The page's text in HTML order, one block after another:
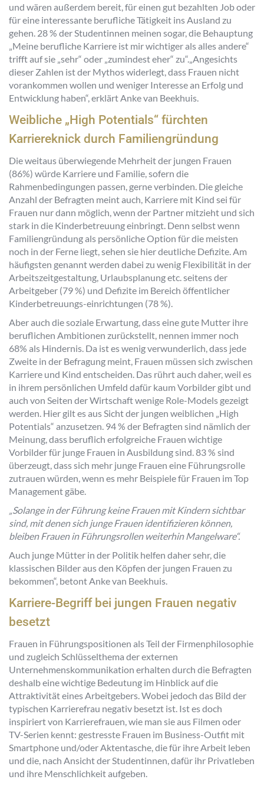
und wären außerdem bereit, für einen gut bezahlten Job oder
für eine interessante berufliche Tätigkeit ins Ausland zu
gehen. 28 % der Studentinnen meinen sogar, die Behauptung
„Meine berufliche Karriere ist mir wichtiger als alles andere“
trifft auf sie „sehr“ oder „zumindest eher“ zu“.„Angesichts
dieser Zahlen ist der Mythos widerlegt, dass Frauen nicht
vorankommen wollen und weniger Interesse an Erfolg und
Entwicklung haben“, erklärt Anke van Beekhuis.
Weibliche „High Potentials“ fürchten
Karriereknick durch Familiengründung
Die weitaus überwiegende Mehrheit der jungen Frauen
(86%) würde Karriere und Familie, sofern die
Rahmenbedingungen passen, gerne verbinden. Die gleiche
Anzahl der Befragten meint auch, Karriere mit Kind sei für
Frauen nur dann möglich, wenn der Partner mitzieht und sich
stark in die Kinderbetreuung einbringt. Denn selbst wenn
Familiengründung als persönliche Option für die meisten
noch in der Ferne liegt, sehen sie hier deutliche Defizite. Am
häufigsten genannt werden dabei zu wenig Flexibilität in der
Arbeitszeitgestaltung, Urlaubsplanung etc. seitens der
Arbeitgeber (79 %) und Defizite im Bereich öffentlicher
Kinderbetreuungs-einrichtungen (78 %).
Aber auch die soziale Erwartung, dass eine gute Mutter ihre
beruflichen Ambitionen zurückstellt, nennen immer noch
68% als Hindernis. Da ist es wenig verwunderlich, dass jede
Zweite in der Befragung meint, Frauen müssen sich zwischen
Karriere und Kind entscheiden. Das rührt auch daher, weil es
in ihrem persönlichen Umfeld dafür kaum Vorbilder gibt und
auch von Seiten der Wirtschaft wenige Role-Models gezeigt
werden. Hier gilt es aus Sicht der jungen weiblichen „High
Potentials“ anzusetzen. 94 % der Befragten sind nämlich der
Meinung, dass beruflich erfolgreiche Frauen wichtige
Vorbilder für junge Frauen in Ausbildung sind. 83 % sind
überzeugt, dass sich mehr junge Frauen eine Führungsrolle
zutrauen würden, wenn es mehr Beispiele für Frauen im Top
Management gäbe.
„Solange in der Führung keine Frauen mit Kindern sichtbar
sind, mit denen sich junge Frauen identifizieren können,
bleiben Frauen in Führungsrollen weiterhin Mangelware“.
Auch junge Mütter in der Politik helfen daher sehr, die
klassischen Bilder aus den Köpfen der jungen Frauen zu
bekommen“, betont Anke van Beekhuis.
Karriere-Begriff bei jungen Frauen negativ
besetzt
Frauen in Führungspositionen als Teil der Firmenphilosophie
und zugleich Schlüsselthema der externen
Unternehmenskommunikation erhalten durch die Befragten
deshalb eine wichtige Bedeutung im Hinblick auf die
Attraktivität eines Arbeitgebers. Wobei jedoch das Bild der
typischen Karrierefrau negativ besetzt ist. Ist es doch
inspiriert von Karrierefrauen, wie man sie aus Filmen oder
TV-Serien kennt: gestresste Frauen im Business-Outfit mit
Smartphone und/oder Aktentasche, die für ihre Arbeit leben
und die, nach Ansicht der Studentinnen, dafür ihr Privatleben
und ihre Menschlichkeit aufgeben.